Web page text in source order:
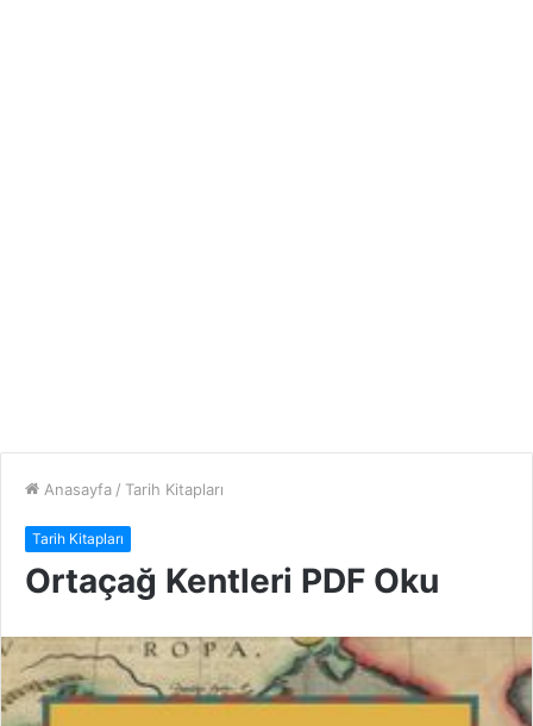
Anasayfa / Tarih Kitapları
Tarih Kitapları
Ortaçağ Kentleri PDF Oku